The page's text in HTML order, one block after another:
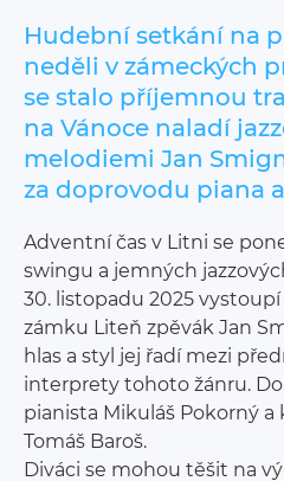
Hudební setkání na
neděli v zámeckých
se stalo příjemnou
na Vánoce naladí
melodiemi Jan
za doprovodu piana
Adventní čas v Litni se
swingu a jemných
30. listopadu 2025
zámku Liteň zpěvák Jan
hlas a styl jej řadí mezi
interprety tohoto žánru.
pianista Mikuláš Pokorný a
Tomáš Baroš.
Diváci se mohou těšit na